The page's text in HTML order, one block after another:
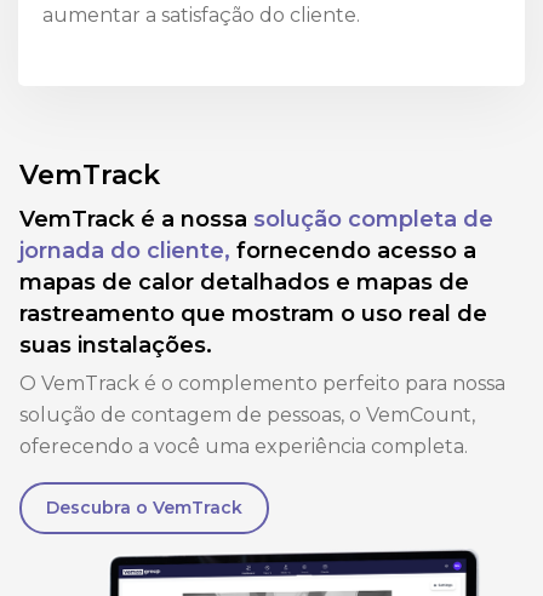
aumentar a satisfação do cliente.
VemTrack
VemTrack é a nossa solução completa de
jornada do cliente, fornecendo acesso a
mapas de calor detalhados e mapas de
rastreamento que mostram o uso real de
suas instalações.
O VemTrack é o complemento perfeito para nossa
solução de contagem de pessoas, o VemCount,
oferecendo a você uma experiência completa.
Descubra o VemTrack